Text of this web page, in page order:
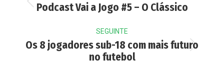
Previous
Podcast Vai a Jogo #5 – O Clássico
SEGUINTE
Next
post:
Os 8 jogadores sub-18 com mais futuro
no futebol